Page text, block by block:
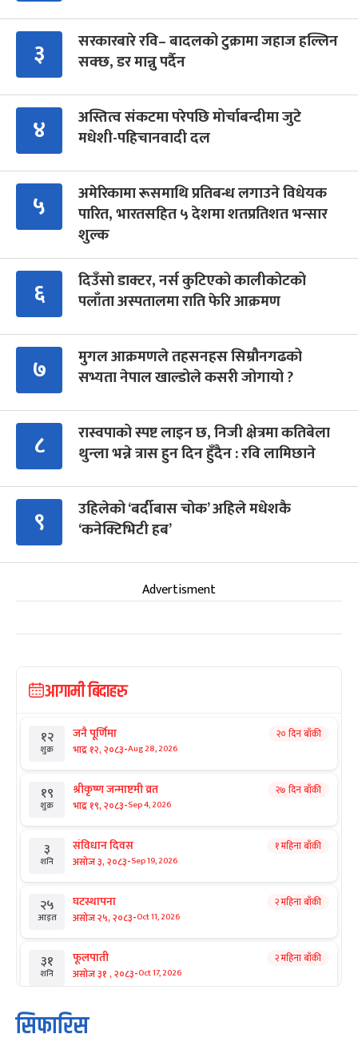
३
सरकारबारे रवि– बादलको टुक्रामा जहाज हल्लिन
सक्छ, डर मान्नु पर्दैन
४
अस्तित्व संकटमा परेपछि मोर्चाबन्दीमा जुटे
मधेशी-पहिचानवादी दल
५
अमेरिकामा रूसमाथि प्रतिबन्ध लगाउने विधेयक
पारित, भारतसहित ५ देशमा शतप्रतिशत भन्सार
शुल्क
६
दिउँसो डाक्टर, नर्स कुटिएको कालीकोटको
पलाँता अस्पतालमा राति फेरि आक्रमण
७
मुगल आक्रमणले तहसनहस सिम्रौनगढको
सभ्यता नेपाल खाल्डोले कसरी जोगायो ?
८
रास्वपाको स्पष्ट लाइन छ, निजी क्षेत्रमा कतिबेला
थुन्ला भन्ने त्रास हुन दिन हुँदैन : रवि लामिछाने
९
उहिलेको ‘बर्दीबास चोक’ अहिले मधेशकै
‘कनेक्टिभिटी हब’
Advertisment
आगामी बिदाहरु
१२
शुक्र
जनै पूर्णिमा
भाद्र १२, २०८३-Aug 28, 2026
२० दिन बाँकी
१९
शुक्र
श्रीकृष्ण जन्माष्टमी व्रत
भाद्र १९, २०८३-Sep 4, 2026
२७ दिन बाँकी
३
शनि
संविधान दिवस
असोज ३, २०८३-Sep 19, 2026
१ महिना बाँकी
२५
आइत
घटस्थापना
असोज २५, २०८३-Oct 11, 2026
२ महिना बाँकी
३१
शनि
फूलपाती
असोज ३१ , २०८३-Oct 17, 2026
२ महिना बाँकी
१
आइत
कार्तिक सङ्क्रान्ति
कार्तिक १, २०८३
सिफारिस